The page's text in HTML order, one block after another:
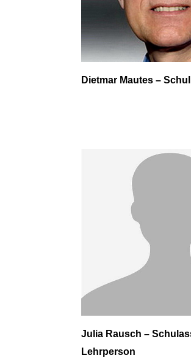
Dietmar Mautes –
Julia Rausch –
Lehrperson